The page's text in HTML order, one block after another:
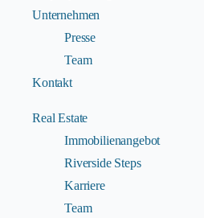
Unternehmen
Presse
Team
Kontakt
Real Estate
Immobilienangebot
Riverside Steps
Karriere
Team